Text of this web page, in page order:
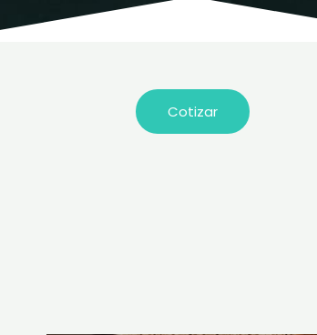
Cotizar